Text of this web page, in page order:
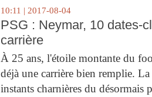
10:11 | 2017-08-04
PSG : Neymar, 10 dates-
carrière
À 25 ans, l'étoile montante du
déjà une carrière bien remplie.
instants charnières du désormais